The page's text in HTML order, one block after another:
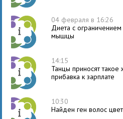
04 февраля в 16:26
Диета с
мышцы
14:15
Танцы приносят такое
прибавка к зарплате
10:30
Найден ген волос